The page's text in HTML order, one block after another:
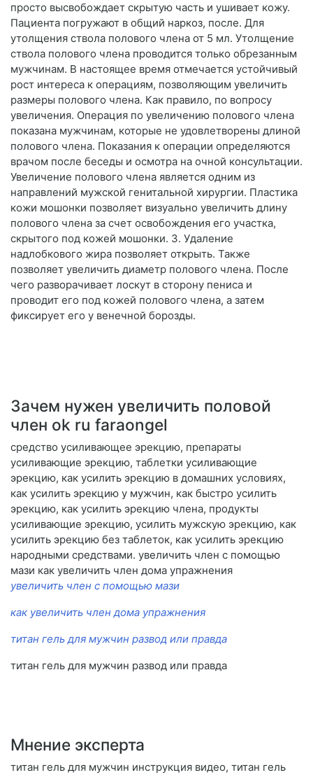
просто высвобождает скрытую часть и ушивает кожу.
Пациента погружают в общий наркоз, после. Для
утолщения ствола полового члена от 5 мл. Утолщение
ствола полового члена проводится только обрезанным
мужчинам. В настоящее время отмечается устойчивый
рост интереса к операциям, позволяющим увеличить
размеры полового члена. Как правило, по вопросу
увеличения. Операция по увеличению полового члена
показана мужчинам, которые не удовлетворены длиной
полового члена. Показания к операции определяются
врачом после беседы и осмотра на очной консультации.
Увеличение полового члена является одним из
направлений мужской генитальной хирургии. Пластика
кожи мошонки позволяет визуально увеличить длину
полового члена за счет освобождения его участка,
скрытого под кожей мошонки. 3. Удаление
надлобкового жира позволяет открыть. Также
позволяет увеличить диаметр полового члена. После
чего разворачивает лоскут в сторону пениса и
проводит его под кожей полового члена, а затем
фиксирует его у венечной борозды.
Зачем нужен увеличить половой
член ok ru faraongel
средство усиливающее эрекцию, препараты
усиливающие эрекцию, таблетки усиливающие
эрекцию, как усилить эрекцию в домашних условиях,
как усилить эрекцию у мужчин, как быстро усилить
эрекцию, как усилить эрекцию члена, продукты
усиливающие эрекцию, усилить мужскую эрекцию, как
усилить эрекцию без таблеток, как усилить эрекцию
народными средствами. увеличить член с помощью
мази как увеличить член дома упражнения
увеличить член с помощью мази
как увеличить член дома упражнения
титан гель для мужчин развод или правда
титан гель для мужчин развод или правда
Мнение эксперта
титан гель для мужчин инструкция видео, титан гель